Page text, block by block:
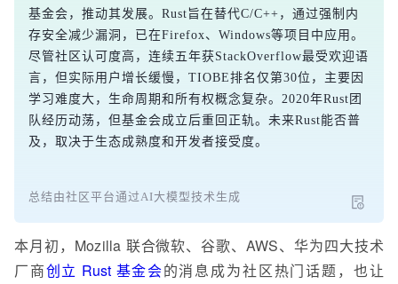
基金会，推动其发展。Rust旨在替代C/C++，通过强制内
存安全减少漏洞，已在Firefox、Windows等项目中应用。
尽管社区认可度高，连续五年获StackOverflow最受欢迎语
言，但实际用户增长缓慢，TIOBE排名仅第30位，主要因
学习难度大，生命周期和所有权概念复杂。2020年Rust团
队经历动荡，但基金会成立后重回正轨。未来Rust能否普
及，取决于生态成熟度和开发者接受度。
总结由社区平台通过AI大模型技术生成
本月初， Mozilla 联合微软、谷歌、AWS、华为四大技术
厂商创立 Rust 基金会的消息成为社区热门话题，也让